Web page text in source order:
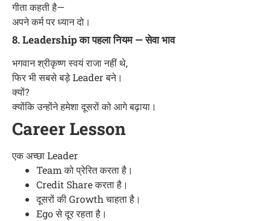
गीता कहती है—
अपने कर्म पर ध्यान दो।
8. Leadership का पहला नियम — सेवा भाव
भगवान श्रीकृष्ण स्वयं राजा नहीं थे,
फिर भी सबसे बड़े Leader बने।
क्यों?
क्योंकि उन्होंने हमेशा दूसरों को आगे बढ़ाया।
Career Lesson
एक अच्छा Leader
Team को प्रेरित करता है।
Credit Share करता है।
दूसरों की Growth चाहता है।
Ego से दूर रहता है।